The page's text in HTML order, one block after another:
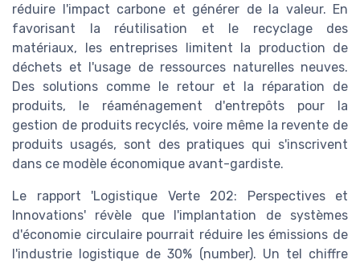
réduire l'impact carbone et générer de la valeur. En
favorisant la réutilisation et le recyclage des
matériaux, les entreprises limitent la production de
déchets et l'usage de ressources naturelles neuves.
Des solutions comme le retour et la réparation de
produits, le réaménagement d'entrepôts pour la
gestion de produits recyclés, voire même la revente de
produits usagés, sont des pratiques qui s'inscrivent
dans ce modèle économique avant-gardiste.
Le rapport 'Logistique Verte 202: Perspectives et
Innovations' révèle que l'implantation de systèmes
d'économie circulaire pourrait réduire les émissions de
l'industrie logistique de 30% (number). Un tel chiffre